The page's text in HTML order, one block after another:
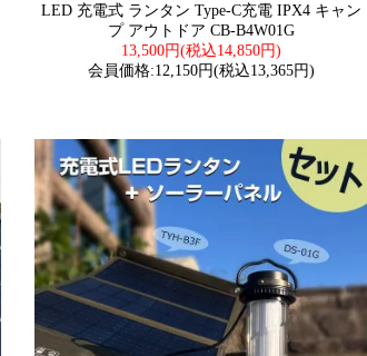
LED 充電式 ランタン Type-C充電 IPX4 キャン
プ アウトドア CB-B4W01G
13,500円(税込14,850円)
会員価格:12,150円(税込13,365円)